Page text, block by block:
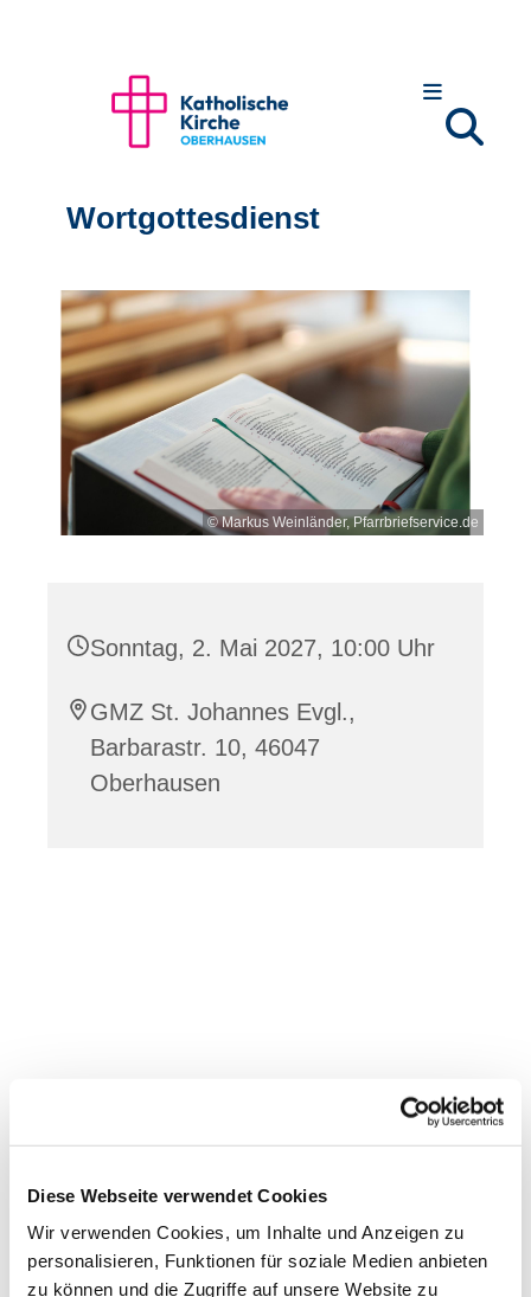
Diese Webseite verwendet Cookies
Wir verwenden Cookies, um Inhalte und Anzeigen zu
personalisieren, Funktionen für soziale Medien anbieten
zu können und die Zugriffe auf unsere Website zu
Wortgottesdienst
© Markus Weinländer, Pfarrbriefservice.de
Sonntag, 2. Mai 2027, 10:00 Uhr
GMZ St. Johannes Evgl.,
Barbarastr. 10, 46047
Oberhausen